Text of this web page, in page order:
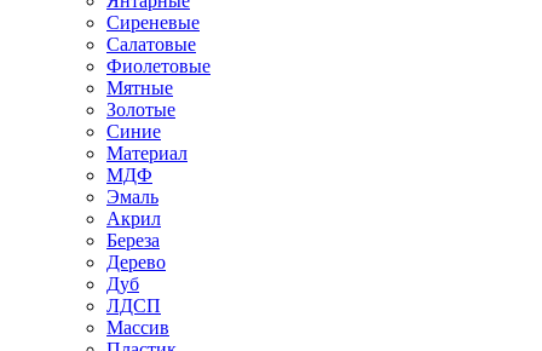
Сиреневые
Салатовые
Фиолетовые
Мятные
Золотые
Синие
Материал
МДФ
Эмаль
Акрил
Береза
Дерево
Дуб
ЛДСП
Массив